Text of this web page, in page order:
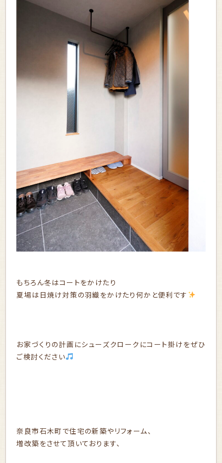
もちろん冬はコートをかけたり
夏場は日焼け対策の羽織をかけたり何かと便利です
お家づくりの計画にシューズクロークにコート掛けをぜひ
ご検討ください
奈良市石木町で住宅の新築やリフォーム、
増改築をさせて頂いております、